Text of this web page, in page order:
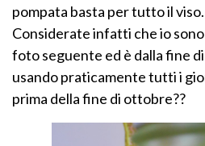
pompata basta per tutto il viso.
Considerate infatti che io
foto seguente ed è dalla fine
usando praticamente tutti i
prima della fine di ottobre??